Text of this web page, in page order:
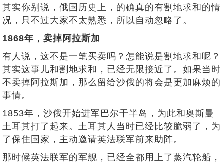
其实你别说，俄国历史上，的确真的有割地求和的情
况，只不过大家不太熟悉，所以自动忽略了。
1868年，卖掉阿拉斯加
有人说，这不是一笔买卖吗？怎能说是割地求和呢？
其实这事儿和割地求和，已经无限接近了。如果当时
不卖掉阿拉斯加，那么留给沙俄的将会是更加麻烦的
事情。
1853年，沙俄开始进军巴尔干半岛，为此和奥斯曼
土耳其打了起来。土耳其人当时已经比较脆弱了，为
了保住国家，主动邀请英法联军前来助阵。
那时候英法联军的军舰，已经全都用上了蒸汽轮船，